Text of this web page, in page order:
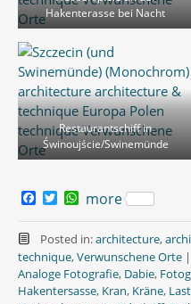
Hakenterasse bei Nacht
Restaurantschiff in
Świnoujście/Swinemünde
c
e
b
o
o
k
T
i
t
t
e
r
W
a
t
s
A
p
p
more
Posted in:architecture,
technique,Verwunschene Orte |
Analoge Fotografie, Dabie,
Hakentersasse, Kran, Kräne,